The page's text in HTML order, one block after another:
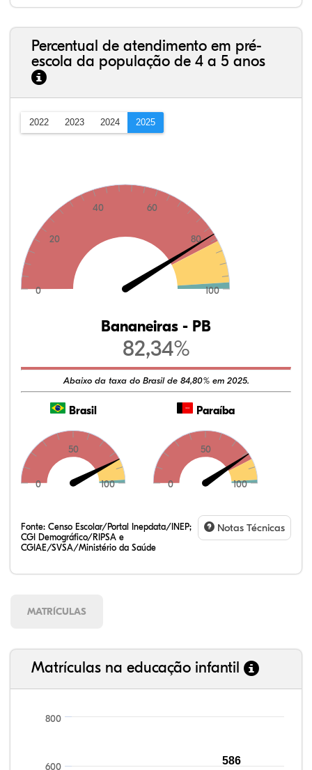
Percentual de atendimento em pré-
escola da população de 4 a 5 anos
2022 2023 2024 2025
0
20
40 60
80
100
Bananeiras - PB
82,34%
Abaixo da taxa do Brasil de 84,80% em 2025.
Brasil
0
50
100
Paraíba
0
50
100
Fonte: Censo Escolar/Portal Inepdata/INEP;
CGI Demográfico/RIPSA e
CGIAE/SVSA/Ministério da Saúde
Notas Técnicas
MATRÍCULAS
Matrículas na educação infantil
600
800
586